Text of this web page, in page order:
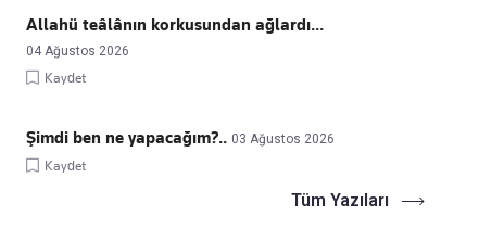
Allahü teâlânın korkusundan ağlardı...
04 Ağustos 2026
Kaydet
Şimdi ben ne yapacağım?.. 03 Ağustos 2026
Kaydet
Tüm Yazıları